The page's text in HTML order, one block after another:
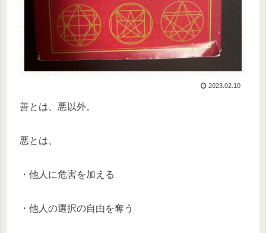
2023.02.10
善とは、悪以外。
悪とは、
・他人に危害を加える
・他人の選択の自由を奪う